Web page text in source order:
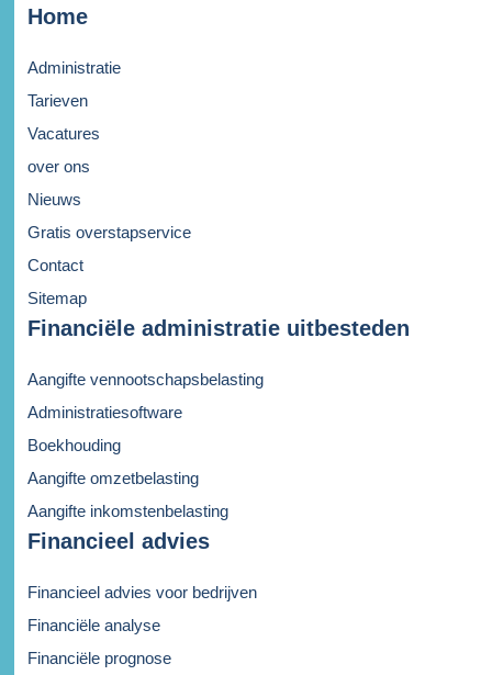
Home
Administratie
Tarieven
Vacatures
over ons
Nieuws
Gratis overstapservice
Contact
Sitemap
Financiële administratie uitbesteden
Aangifte vennootschapsbelasting
Administratiesoftware
Boekhouding
Aangifte omzetbelasting
Aangifte inkomstenbelasting
Financieel advies
Financieel advies voor bedrijven
Financiële analyse
Financiële prognose